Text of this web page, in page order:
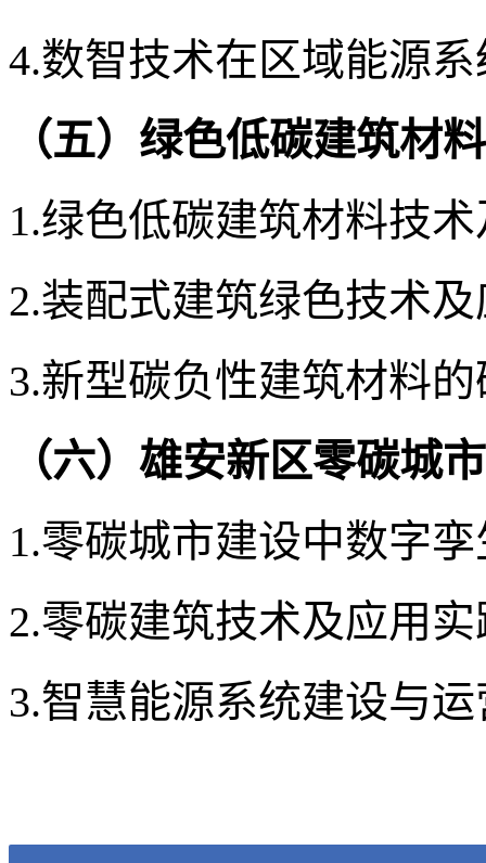
4.数智技术在区域能源
（五）绿色低碳建筑材
1.绿色低碳建筑材料技
2.装配式建筑绿色技术
3.新型碳负性建筑材料
（六） 雄安新区零碳城
1.零碳城市建设中数字
2.零碳建筑技术及应用
3.智慧能源系统建设与运